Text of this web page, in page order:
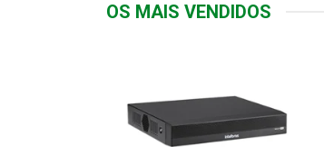
OS MAIS VENDIDOS